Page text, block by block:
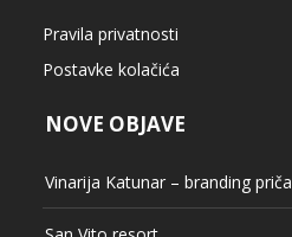
Pravila privatnosti
Postavke kolačića
NOVE OBJAVE
Vinarija Katunar – branding priča